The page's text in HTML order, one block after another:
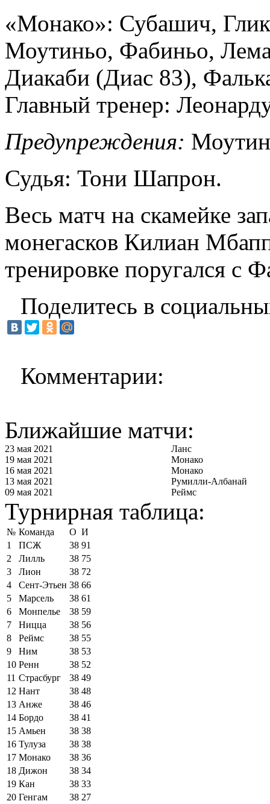
«Монако»: Субашич,
Моутиньо, Фабиньо,
Диакаби (Диас 83),
Главный тренер:
Предупреждения:
Судья: Тони Шапрон.
Весь матч на скамейке
монегасков Килиан
тренировке поругался с
Поделитесь в
Комментарии:
Ближайшие матчи:
23 мая 2021
Ланс
19 мая 2021
Монако
16 мая 2021
Монако
13 мая 2021
Румилли-Албанай
09 мая 2021
Реймс
Турнирная таблица:
№ Команда О И
1
ПСЖ 38 91
2
Лилль 38 75
3
Лион 38 72
4
Сент-Этьен 38 66
5
Марсель 38 61
6
Монпелье 38 59
7
Ницца 38 56
8
Реймс 38 55
9
Ним 38 53
10 Ренн 38 52
11 Страсбург 38 49
12 Нант 38 48
13 Анже 38 46
14 Бордо 38 41
15 Амьен 38 38
16 Тулуза 38 38
17 Монако 38 36
18 Дижон 38 34
19 Кан 38 33
20 Генгам 38 27